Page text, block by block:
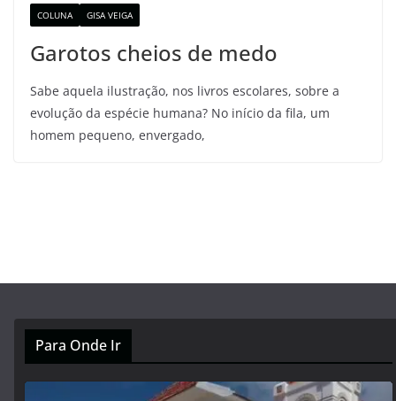
COLUNA GISA VEIGA
Garotos cheios de medo
Sabe aquela ilustração, nos livros escolares, sobre a
evolução da espécie humana? No início da fila, um
homem pequeno, envergado,
Para Onde Ir